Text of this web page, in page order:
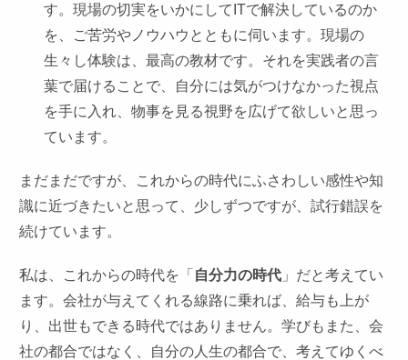
す。現場の切実をいかにしてITで解決しているのか
を、ご苦労やノウハウとともに伺います。現場の
生々し体験は、最高の教材です。それを実践者の言
葉で届けることで、自分には気がつけなかった視点
を手に入れ、物事を見る視野を広げて欲しいと思っ
ています。
まだまだですが、これからの時代にふさわしい感性や知
識に近づきたいと思って、少しずつですが、試行錯誤を
続けています。
私は、これからの時代を「 自分力の時代 」だと考えてい
ます。会社が与えてくれる線路に乗れば、給与も上が
り、出世もできる時代ではありません。学びもまた、会
社の都合ではなく、自分の人生の都合で、考えてゆくべ